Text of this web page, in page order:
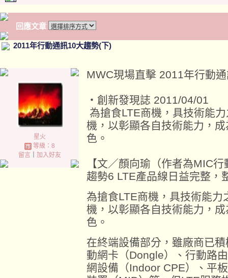
回應文章
2011年行動通訊10大趨勢(下)
星火
等級：8
留言｜ 加入好友
MWC現場直擊 2011年行動
‧創新發現誌 2011/04/01
為搶食LTE商機，具技術能
機，以彰顯各自技術能力，
色。
【文／顏向瑜（作者為MIC
趨勢6 LTE產品線日益完整，
為搶食LTE商機，具技術能
機，以彰顯各自技術能力，
色。
在終端設備部分，雖廠商已
動網卡（Dongle）、行動路
網設備（Indoor CPE）、平